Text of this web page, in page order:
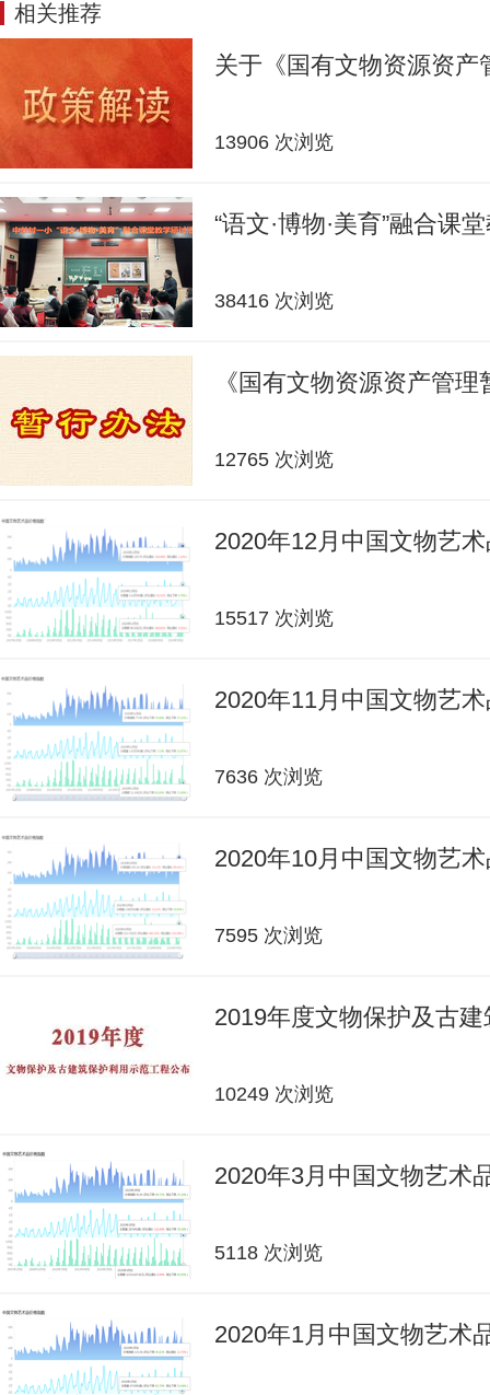
相关推荐
关于《国有文物资源资
13906 次浏览
“语文·博物·美育”融合课
38416 次浏览
《国有文物资源资产管
12765 次浏览
2020年12月中国文物艺
15517 次浏览
2020年11月中国文物艺
7636 次浏览
2020年10月中国文物艺
7595 次浏览
2019年度文物保护及古
10249 次浏览
2020年3月中国文物艺术
5118 次浏览
2020年1月中国文物艺术